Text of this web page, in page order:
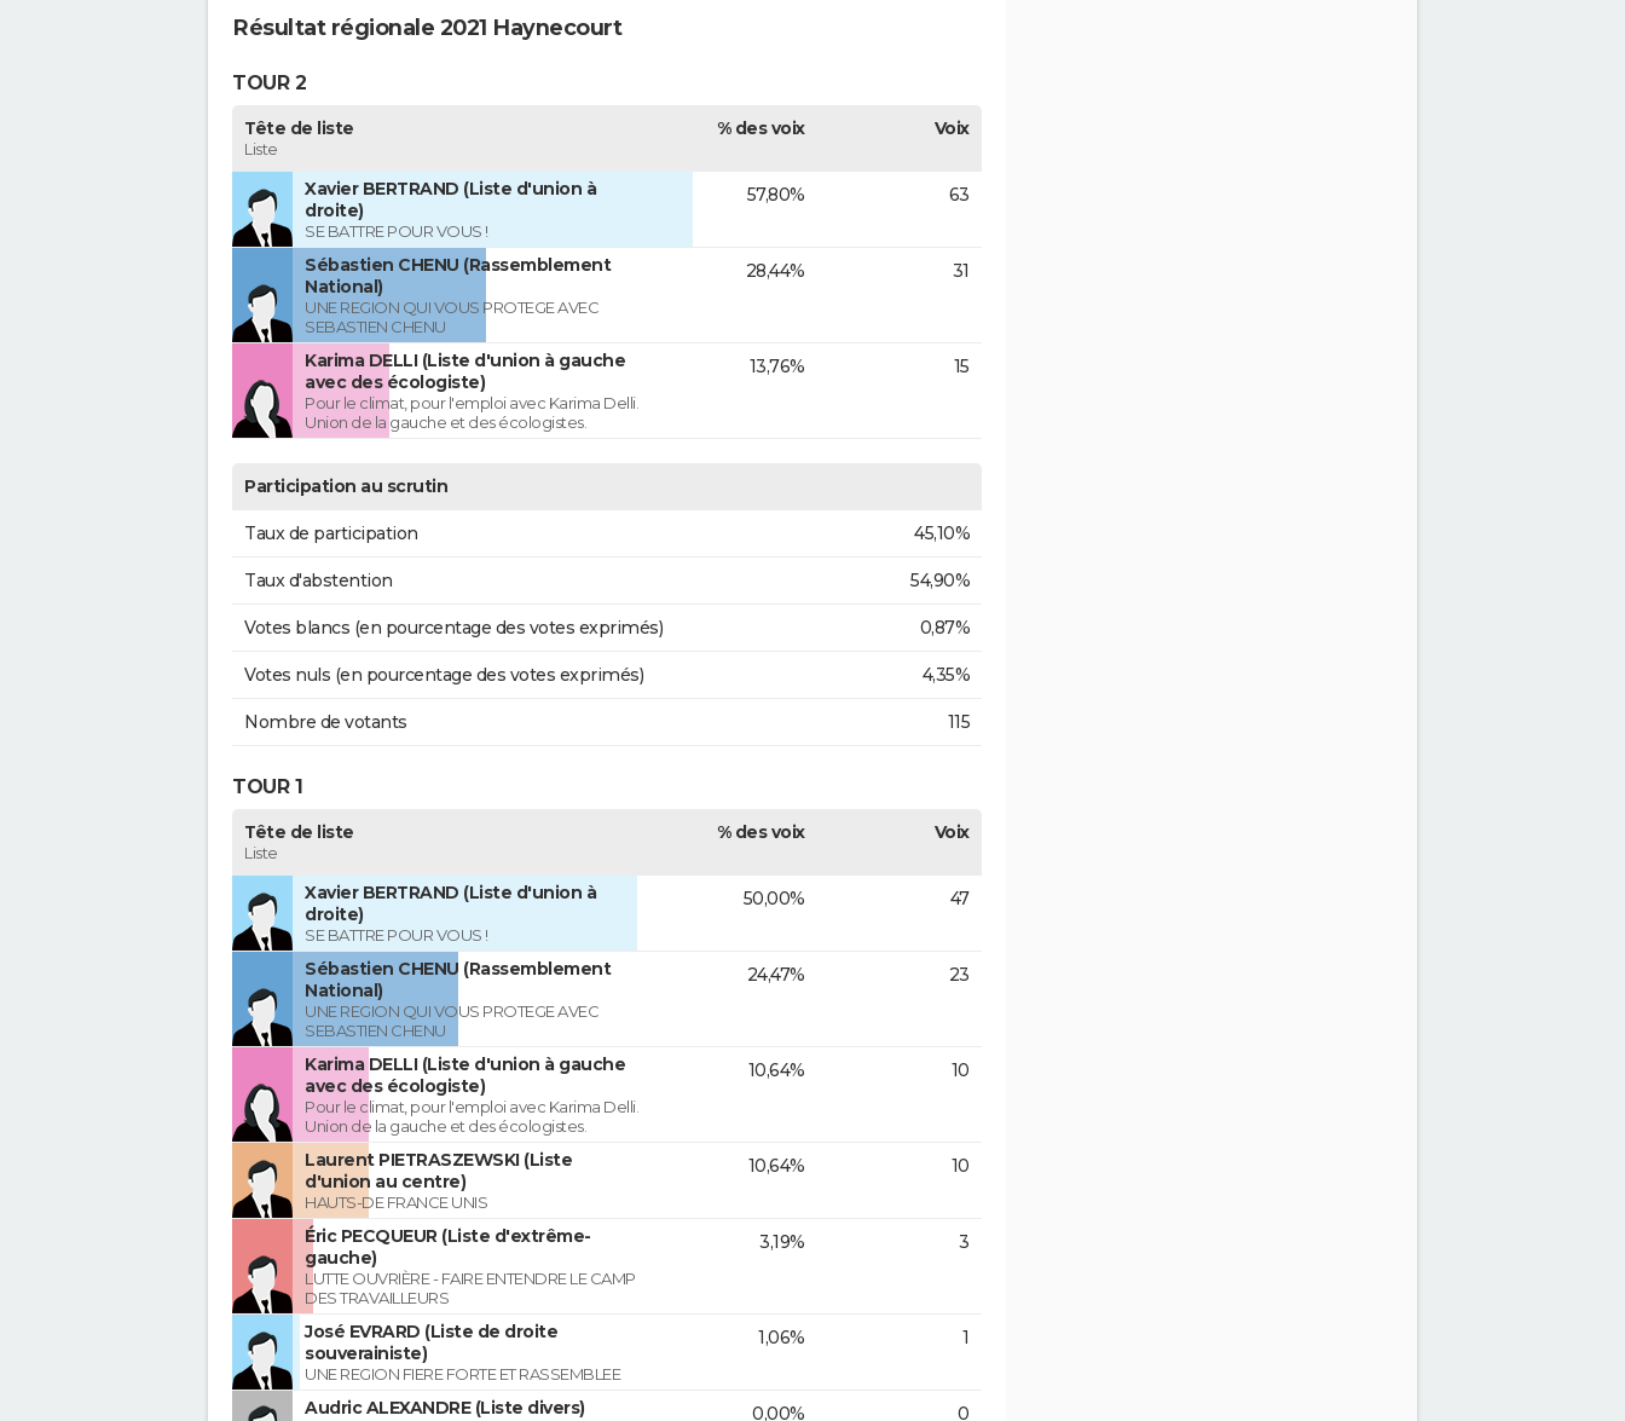
Résultat régionale 2021 Haynecourt
TOUR 2
Tête de liste
Liste
% des voix Voix
Xavier BERTRAND (Liste d'union à
droite)
SE BATTRE POUR VOUS !
57,80% 63
Sébastien CHENU (Rassemblement
National)
UNE REGION QUI VOUS PROTEGE AVEC
SEBASTIEN CHENU
28,44% 31
Karima DELLI (Liste d'union à gauche
avec des écologiste)
Pour le climat, pour l'emploi avec Karima Delli.
Union de la gauche et des écologistes.
13,76% 15
Participation au scrutin
Taux de participation 45,10%
Taux d'abstention 54,90%
Votes blancs (en pourcentage des votes exprimés) 0,87%
Votes nuls (en pourcentage des votes exprimés) 4,35%
Nombre de votants 115
TOUR 1
Tête de liste
Liste
% des voix Voix
Xavier BERTRAND (Liste d'union à
droite)
SE BATTRE POUR VOUS !
50,00% 47
Sébastien CHENU (Rassemblement
National)
UNE REGION QUI VOUS PROTEGE AVEC
SEBASTIEN CHENU
24,47% 23
Karima DELLI (Liste d'union à gauche
avec des écologiste)
Pour le climat, pour l'emploi avec Karima Delli.
Union de la gauche et des écologistes.
10,64% 10
Laurent PIETRASZEWSKI (Liste
d'union au centre)
HAUTS-DE FRANCE UNIS
10,64% 10
Éric PECQUEUR (Liste d'extrême-
gauche)
LUTTE OUVRIÈRE - FAIRE ENTENDRE LE CAMP
DES TRAVAILLEURS
3,19% 3
José EVRARD (Liste de droite
souverainiste)
UNE REGION FIERE FORTE ET RASSEMBLEE
1,06% 1
Audric ALEXANDRE (Liste divers) 0,00% 0